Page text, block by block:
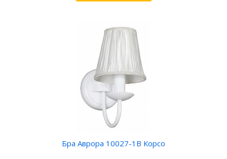
Бра Аврора 10027-1B Корсо